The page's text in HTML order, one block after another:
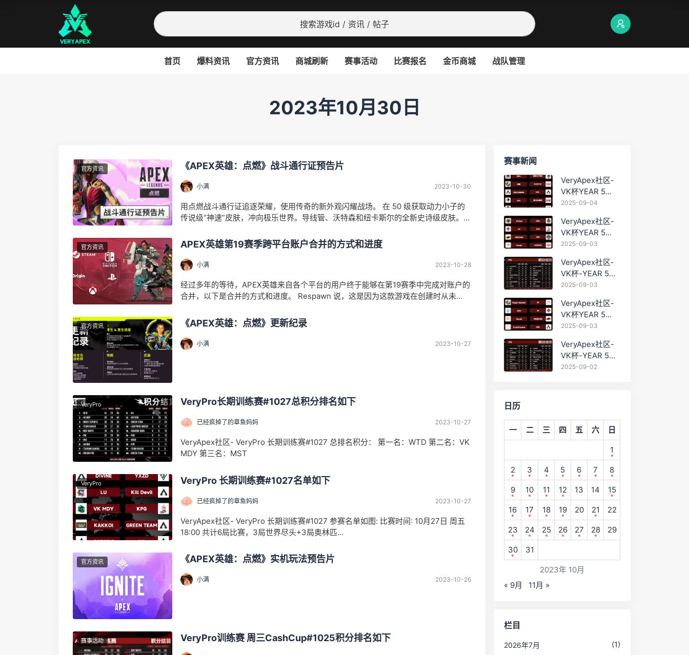
首页 爆料资讯 官方资讯 商城刷新 赛事活动 比赛报名 金币商城 战队管理
2023年10月30日
官方资讯 《APEX英雄：点燃》战斗通行证预告片
小满 2023-10-30
用点燃战斗通行证追逐荣耀，使用传奇的新外观闪耀战场。 在 50 级获取动力小子的
传说级“神速”皮肤，冲向极乐世界。导线管、沃特森和纽卡斯尔的全新史诗级皮肤。
官方资讯 APEX英雄第19赛季跨平台账户合并的方式和进度
小满 2023-10-28
经过多年的等待，APEX英雄来自各个平台的用户终于能够在第19赛季中完成对账户的
合并，以下是合并的方式和进度。 Respawn 说，这是因为这款游戏在创建时从未...
官方资讯 《APEX英雄：点燃》更新纪录
小满 2023-10-27
VeryPro VeryPro长期训练赛#1027总积分排名如下
已经疯掉了的章鱼妈妈 2023-10-27
VeryApex社区- VeryPro 长期训练赛#1027 总排名积分： 第一名：WTD 第二名：VK
MDY 第三名：MST
VeryPro VeryPro 长期训练赛#1027名单如下
已经疯掉了的章鱼妈妈 2023-10-27
VeryApex社区- VeryPro 长期训练赛#1027 参赛名单如图: 比赛时间: 10月27日 周五
18:00 共计6局比赛，3局世界尽头+3局奥林匹...
官方资讯 《APEX英雄：点燃》实机玩法预告片
小满 2023-10-26
赛事活动 VeryPro训练赛 周三CashCup#1025积分排名如下
赛事新闻
VeryApex社区-
VK杯YEAR 5
PRO训练赛
2025-09-04
VeryApex社区-
VK杯YEAR 5
PRO训练赛
2025-09-03
VeryApex社区-
VK杯-YEAR 5
PRO训练赛
名积分：
2025-09-03
VeryApex社区-
VK杯YEAR 5
PRO训练赛
如图:
2025-09-03
VeryApex社区-
VK杯-YEAR 5
PRO训练赛
2025-09-02
日历
2023年 10月
一 二 三 四 五 六 日
1
2 3 4 5 6 7 8
9 10 11 12 13 14 15
16 17 18 19 20 21 22
23 24 25 26 27 28 29
30 31
« 9月 11月 »
栏目
2026年7月 (1)